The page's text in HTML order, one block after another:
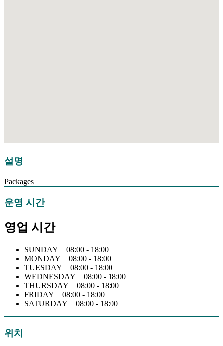
설명
Packages
운영 시간
영업 시간
SUNDAY 08:00 - 18:00
MONDAY 08:00 - 18:00
TUESDAY 08:00 - 18:00
WEDNESDAY 08:00 - 18:00
THURSDAY 08:00 - 18:00
FRIDAY 08:00 - 18:00
SATURDAY 08:00 - 18:00
위치